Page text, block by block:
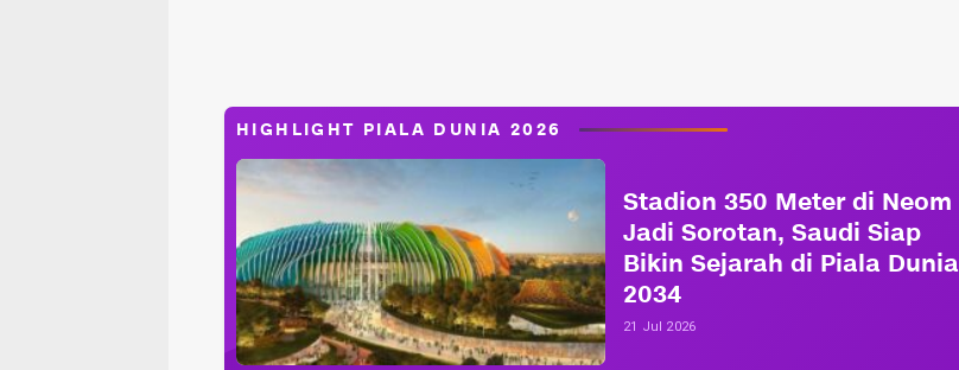
HIGHLIGHT PIALA DUNIA 2026
Stadion 350 Meter di Neom
Jadi Sorotan, Saudi Siap
Bikin Sejarah di Piala Dunia
2034
21 Jul 2026